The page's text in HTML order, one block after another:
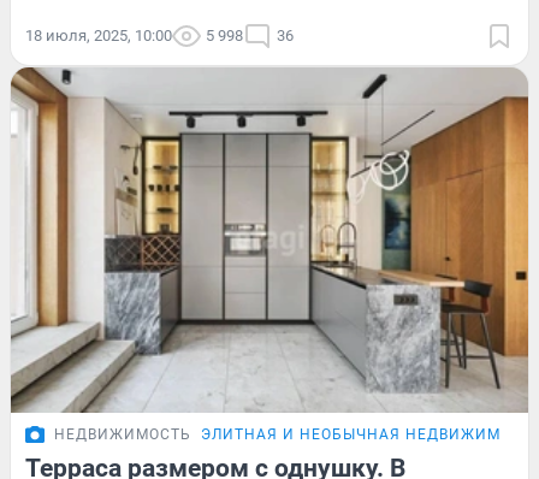
18 июля, 2025, 10:00 5 998 36
НЕДВИЖИМОСТЬ ЭЛИТНАЯ И НЕОБЫЧНАЯ
Терраса размером с однушку. В